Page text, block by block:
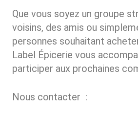
Que vous soyez un groupe
voisins, des amis ou
personnes souhaitant
Label Épicerie vous
participer aux prochaines
Nous contacter :